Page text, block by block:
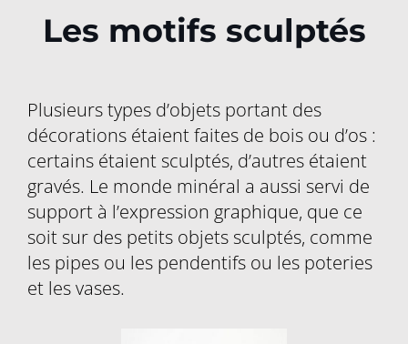
Les motifs sculptés
Plusieurs types d’objets portant des
décorations étaient faites de bois ou d’os :
certains étaient sculptés, d’autres étaient
gravés. Le monde minéral a aussi servi de
support à l’expression graphique, que ce
soit sur des petits objets sculptés, comme
les pipes ou les pendentifs ou les poteries
et les vases.